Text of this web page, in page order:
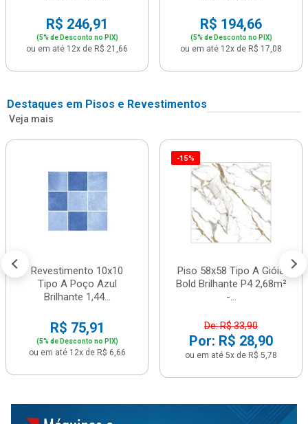
R$ 246,91
(5% de Desconto no PIX)
ou em até 12x de R$ 21,66
R$ 194,66
(5% de Desconto no PIX)
ou em até 12x de R$ 17,08
Destaques em Pisos e Revestimentos
Veja mais
Revestimento 10x10
Tipo A Poço Azul
Brilhante 1,44...
R$ 75,91
(5% de Desconto no PIX)
ou em até 12x de R$ 6,66
-15%
Piso 58x58 Tipo A Gióia
Bold Brilhante P4 2,68m²
-...
De: R$ 33,90
Por: R$ 28,90
ou em até 5x de R$ 5,78